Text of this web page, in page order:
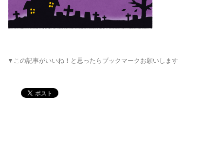
▼この記事がいいね！と思ったらブックマークお願いします